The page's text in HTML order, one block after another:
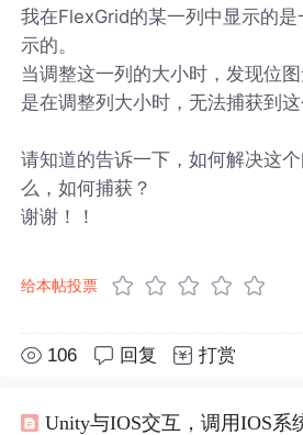
我在FlexGrid的某一列中显示的
示的。
当调整这一列的大小时，发现位
是在调整列大小时，无法捕获到这
请知道的告诉一下，如何解决这
么，如何捕获？
谢谢！！
给本帖投票
106 回复 打赏
Unity与IOS交互，调用IOS系